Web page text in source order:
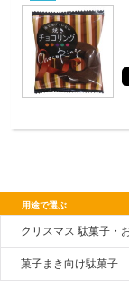
用途で選ぶ
クリスマス 駄菓子・
菓子まき向け駄菓子